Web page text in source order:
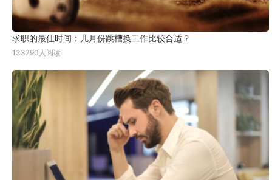
求职的最佳时间：几月份跳槽换工作比较合适？
133790人阅读